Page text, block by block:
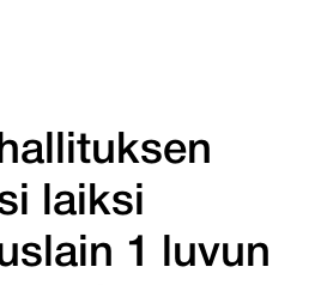
laiksi
1 luvun